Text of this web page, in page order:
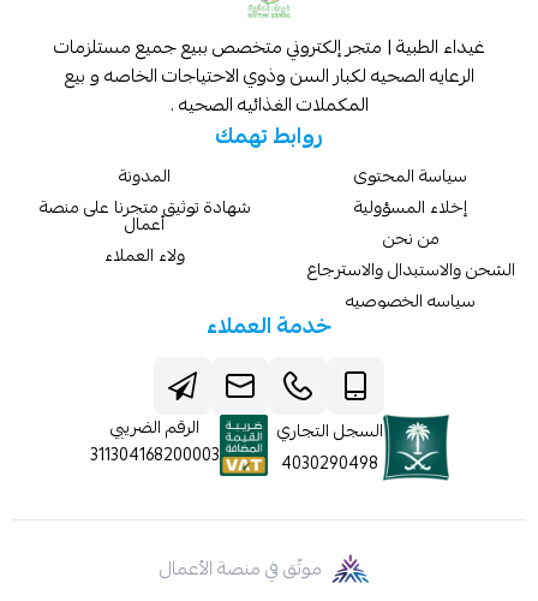
غيداء الطبية | متجر إلكتروني متخصص ببيع جميع مستلزمات
الرعايه الصحيه لكبار السن وذوي الاحتياجات الخاصه و بيع
المكملات الغذائيه الصحيه .
روابط تهمك
سياسة المحتوى
إخلاء المسؤولية
من نحن
الشحن والاستبدال والاسترجاع
سياسه الخصوصيه
المدونة
شهادة توثيق متجرنا على منصة
أعمال
ولاء العملاء
خدمة العملاء
السجل التجاري
4030290498
الرقم الضريبي
311304168200003
موثّق في منصة الأعمال